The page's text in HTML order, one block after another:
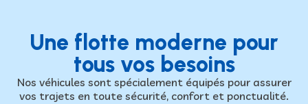
Une flotte moderne pour
tous vos besoins
Nos véhicules sont spécialement équipés pour assurer
vos trajets en toute sécurité, confort et ponctualité.